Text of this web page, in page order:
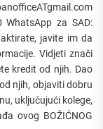
WhatsApp za SAD:
javite im da
Vidjeti znači
kredit od njih. Dao
njih, objaviti dobru
uključujući kolege,
ovog BOŽIĆNOG